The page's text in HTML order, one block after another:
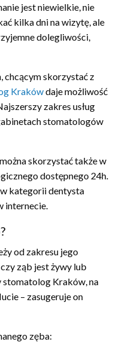
jest niewielkie, nie
kilka dni na wizytę, ale
dolegliwości,
chcącym skorzystać z
Krakówdaje możliwość
zakres usług
stomatologów
skorzystać także w
dostępnego 24h.
kategorii dentysta
internecie.
od zakresu jego
ząb jest żywy lub
Kraków, na
– zasugeruje on
zęba: